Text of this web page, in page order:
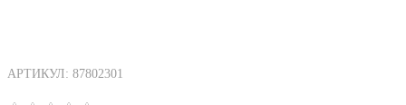
АРТИКУЛ: 87802301